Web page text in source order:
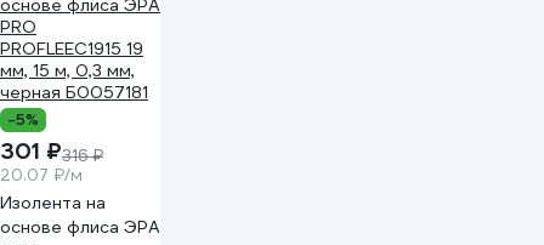
-5%
301 ₽316 ₽
20.07 ₽/м
Изолента на
основе флиса ЭРА